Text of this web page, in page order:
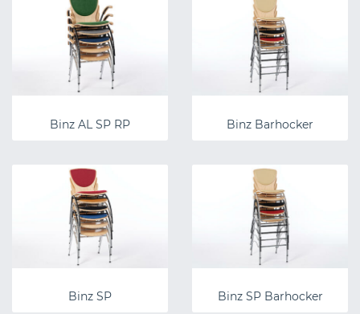
Binz AL SP RP Binz Barhocker
Binz SP Binz SP Barhocker